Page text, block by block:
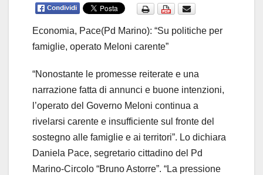
Economia, Pace(Pd Marino): “Su politiche per
famiglie, operato Meloni carente”
“Nonostante le promesse reiterate e una
narrazione fatta di annunci e buone intenzioni,
l’operato del Governo Meloni continua a
rivelarsi carente e insufficiente sul fronte del
sostegno alle famiglie e ai territori”. Lo dichiara
Daniela Pace, segretario cittadino del Pd
Marino-Circolo “Bruno Astorre”. “La pressione